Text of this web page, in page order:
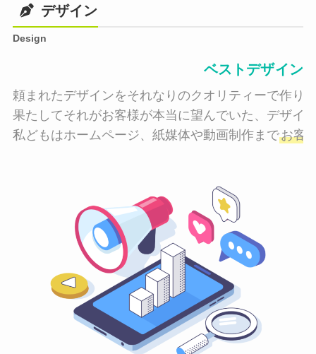
デザイン
Design
ベストデザイン
頼まれたデザインをそれなりのクオリティーで作り
果たしてそれがお客様が本当に望んでいた、デザイ
私どもはホームページ、紙媒体や動画制作までお客